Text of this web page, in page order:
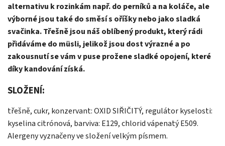
alternativu k rozinkám např. do perníků a na koláče, ale
výborné jsou také do směsí s oříšky nebo jako sladká
svačinka. Třešně jsou náš oblíbený produkt, který rádi
přidáváme do müsli, jelikož jsou dost výrazné a po
zakousnutí se vám v puse prožene sladké opojení, které
díky kandování získá.
SLOŽENÍ:
třešně, cukr, konzervant: OXID SIŘIČITÝ, regulátor kyselosti:
kyselina citrónová, barviva: E129, chlorid vápenatý E509.
Alergeny vyznačeny ve složení velkým písmem.